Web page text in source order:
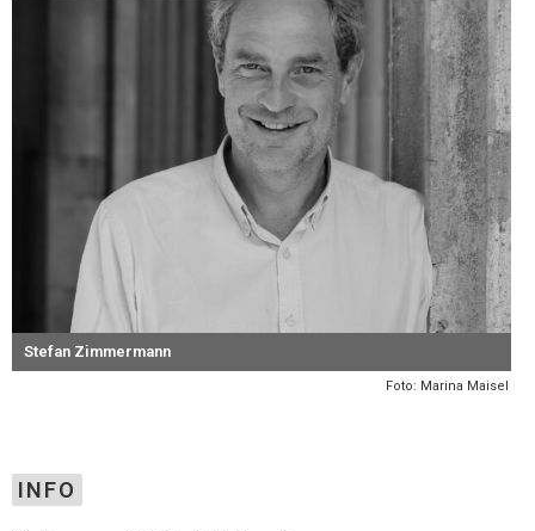
Stefan Zimmermann
Foto: Marina Maisel
INFO